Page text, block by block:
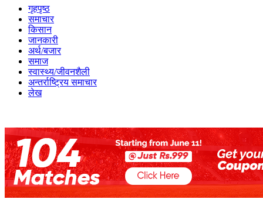
गृहपृष्ठ
समाचार
किसान
जानकारी
अर्थ/बजार
समाज
स्वास्थ्य/जीवनशैली
अन्तर्राष्ट्रिय समाचार
लेख